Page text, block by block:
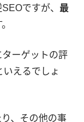
ですが、 最
ーゲットの評
えるでしょ
、その他の事